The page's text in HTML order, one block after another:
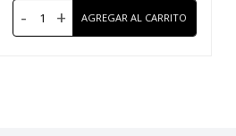
- +